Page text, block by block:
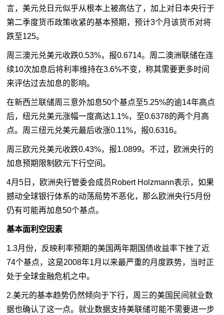
言，美元兑日元似乎从根本上被高估了，加上对日本央行于
第二季度货币政策收紧的基本预期，预计3个月该货币对将
跌至125。
周三澳元兑美元收跌0.53%，报0.6714。周二澳洲联储在连
续10次加息后将利率维持在3.6%不变，称其需要更多时间
来评估过去加息的影响。
在新西兰联储周三意外加息50个基点至5.25%的逾14年高点
后，纽元兑美元涨幅一度高达1.1%，至0.6378的两个月高
点。周三纽元兑美元最后收涨0.11%，报0.6316。
周三欧元兑美元收跌0.43%，报1.0899。不过，欧洲央行的
加息预期限制欧元下行空间。
4月5日，欧洲央行管委会成员Robert Holzmann表示，如果
撼动全球银行体系的动荡局势不恶化，那么欧洲央行5月份
仍有可能再加息50个基点。
基本面利空因素
1.3月份，反映利率预期的美国两年期国债收益率下挫了近
74个基点，这是2008年1月以来最严重的月度跌势，当时正
处于全球金融危机之中。
2.美元的基本趋势仍然倾向于下行，周三的美国民间就业数
据也确认了这一点。就业数据支持美联储可能不需要进一步